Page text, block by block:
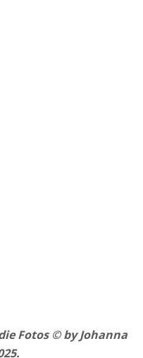
Fotos © by Johanna